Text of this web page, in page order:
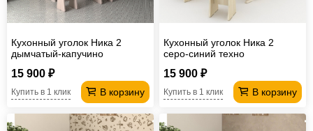
Кухонный уголок Ника 2
дымчатый-капучино
15 900 ₽
В корзину
Купить в 1 клик
Кухонный уголок Ника 2
серо-синий техно
15 900 ₽
В корзину
Купить в 1 клик